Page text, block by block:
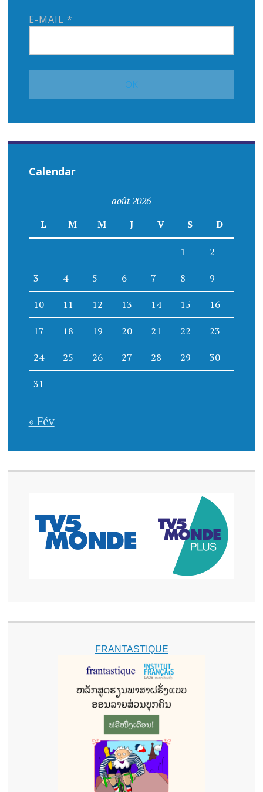
E-MAIL *
Calendar
août 2026
L
M M J V S D
1 2
3 4 5 6 7 8 9
10 11 12 13 14 15 16
17 18 19 20 21 22 23
24 25 26 27 28 29 30
31
« Fév
FRANTASTIQUE